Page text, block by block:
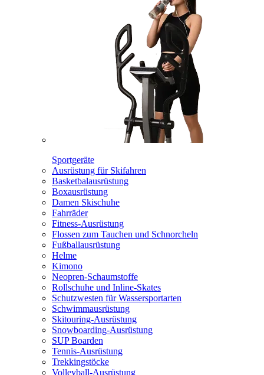
Sportgeräte
Ausrüstung für Skifahren
Basketbalausrüstung
Boxausrüstung
Damen Skischuhe
Fahrräder
Fitness-Ausrüstung
Flossen zum Tauchen und Schnorcheln
Fußballausrüstung
Helme
Kimono
Neopren-Schaumstoffe
Rollschuhe und Inline-Skates
Schutzwesten für Wassersportarten
Schwimmausrüstung
Skitouring-Ausrüstung
Snowboarding-Ausrüstung
SUP Boarden
Tennis-Ausrüstung
Trekkingstöcke
Volleyball-Ausrüstung